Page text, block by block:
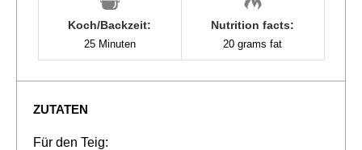
Koch/Backzeit:
25 Minuten
Nutrition facts:
20 grams fat
ZUTATEN
Für den Teig: